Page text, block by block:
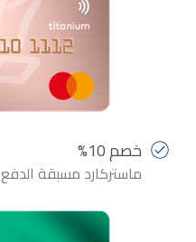
خصم 10%
ماستركارد مسبقة الدفع